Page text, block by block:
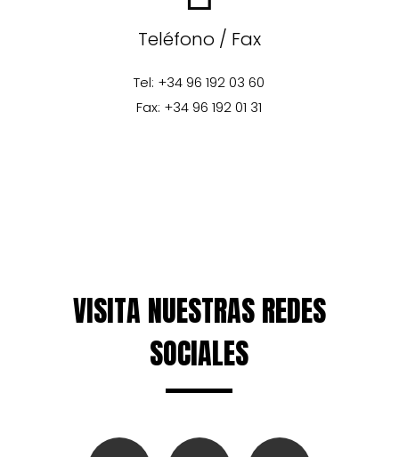
Teléfono / Fax
Tel: +34 96 192 03 60
Fax: +34 96 192 01 31
VISITA NUESTRAS REDES
SOCIALES